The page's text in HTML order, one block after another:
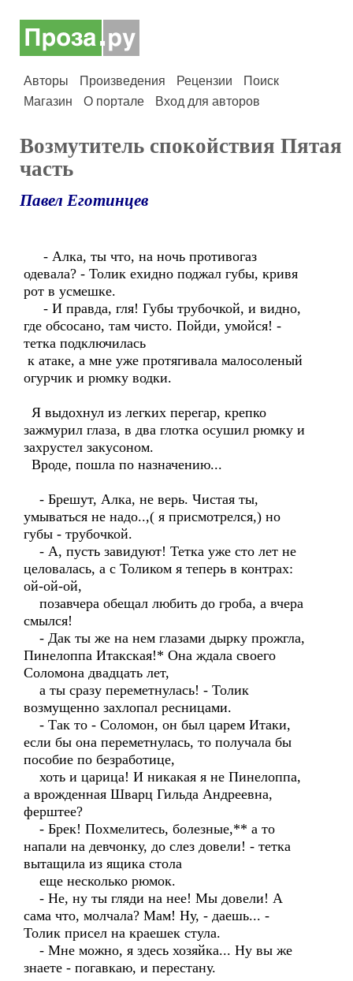
Авторы Произведения Рецензии
Поиск
Магазин
О портале Вход для авторов
Возмутитель спокойствия Пятая
часть
Павел Еготинцев
- Алка, ты что, на ночь противогаз
одевала? - Толик ехидно поджал губы, кривя
рот в усмешке.
- И правда, гля! Губы трубочкой, и видно,
где обсосано, там чисто. Пойди, умойся! -
тетка подключилась
к атаке, а мне уже протягивала малосоленый
огурчик и рюмку водки.
Я выдохнул из легких перегар, крепко
зажмурил глаза, в два глотка осушил рюмку и
захрустел закусоном.
Вроде, пошла по назначению...
- Брешут, Алка, не верь. Чистая ты,
умываться не надо..,( я присмотрелся,) но
губы - трубочкой.
- А, пусть завидуют! Тетка уже сто лет не
целовалась, а с Толиком я теперь в контрах:
ой-ой-ой,
позавчера обещал любить до гроба, а вчера
смылся!
- Дак ты же на нем глазами дырку прожгла,
Пинелоппа Итакская!* Она ждала своего
Соломона двадцать лет,
а ты сразу переметнулась! - Толик
возмущенно захлопал ресницами.
- Так то - Соломон, он был царем Итаки,
если бы она переметнулась, то получала бы
пособие по безработице,
хоть и царица! И никакая я не Пинелоппа,
а врожденная Шварц Гильда Андреевна,
ферштее?
- Брек! Похмелитесь, болезные,** а то
напали на девчонку, до слез довели! - тетка
вытащила из ящика стола
еще несколько рюмок.
- Не, ну ты гляди на нее! Мы довели! А
сама что, молчала? Мам! Ну, - даешь... -
Толик присел на краешек стула.
- Мне можно, я здесь хозяйка... Ну вы же
знаете - погавкаю, и перестану.